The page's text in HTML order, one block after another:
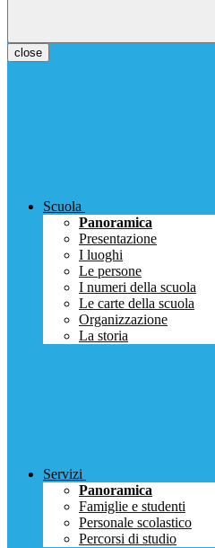
close
Scuola
Panoramica
Presentazione
I luoghi
Le persone
I numeri della scuola
Le carte della scuola
Organizzazione
La storia
Servizi
Panoramica
Famiglie e studenti
Personale scolastico
Percorsi di studio